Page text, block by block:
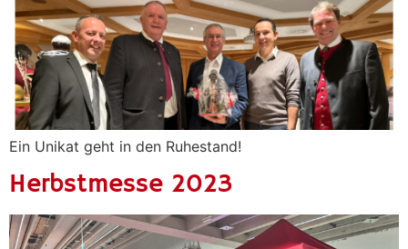
Ein Unikat geht in den Ruhestand!
Herbstmesse 2023